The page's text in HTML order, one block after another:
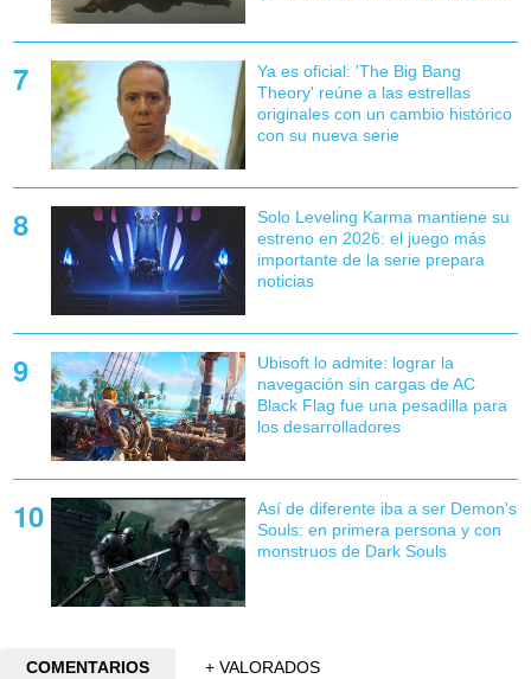
Ya es oficial: 'The Big Bang
Theory' reúne a las estrellas
originales con un cambio histórico
con su nueva serie
Solo Leveling Karma mantiene su
estreno en 2026: el juego más
importante de la serie prepara
noticias
Ubisoft lo admite: lograr la
navegación sin cargas de AC
Black Flag fue una pesadilla para
los desarrolladores
Así de diferente iba a ser Demon's
Souls: en primera persona y con
monstruos de Dark Souls
COMENTARIOS
+ VALORADOS